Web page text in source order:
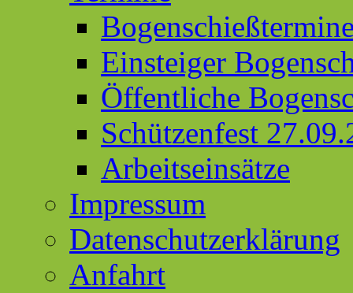
Einsteiger
Öffentliche
Schützenfest
Arbeitseinsätze
Impressum
Datenschutzerklärung
Anfahrt